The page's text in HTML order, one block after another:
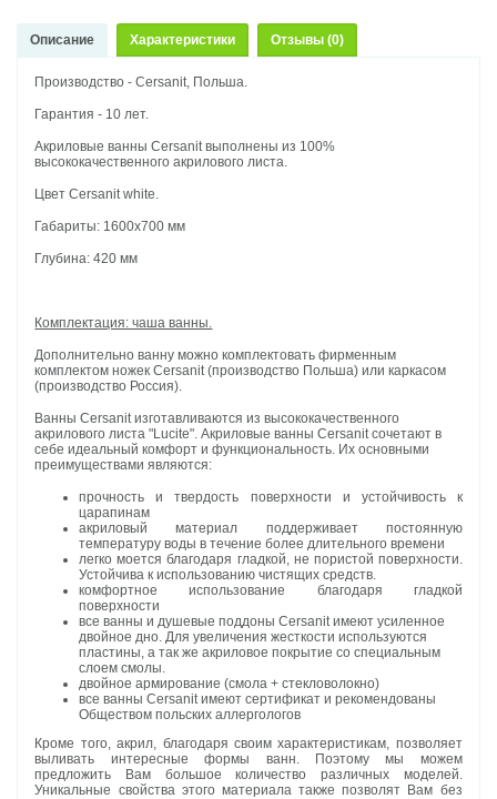
Описание Характеристики Отзывы (0)
Производство - Cersanit, Польша.
Гарантия - 10 лет.
Акриловые ванны Cersanit выполнены из 100%
высококачественного акрилового листа.
Цвет Cersanit white.
Габариты: 1600х700 мм
Глубина: 420 мм
Комплектация: чаша ванны.
Дополнительно ванну можно комплектовать фирменным
комплектом ножек Cersanit (производство Польша) или каркасом
(производство Россия).
Ванны Cersanit изготавливаются из высококачественного
акрилового листа "Lucite". Акриловые ванны Cersanit сочетают в
себе идеальный комфорт и функциональность. Их основными
преимуществами являются:
прочность и твердость поверхности и устойчивость к
царапинам
акриловый материал
поддерживает постоянную
температуру воды в течение более длительного времени
легко моется благодаря гладкой, не пористой поверхности.
Устойчива к использованию чистящих средств.
комфортное использование благодаря гладкой
поверхности
все ванны и душевые поддоны Cersanit имеют усиленное
двойное дно.Для увеличения жесткости используются
пластины, а так же акриловое покрытие со специальным
слоем смолы.
двойное армирование (смола + стекловолокно)
все ванны Cersanit имеют сертификат и рекомендованы
Обществом польских аллергологов
Кроме того, акрил, благодаря своим характеристикам, позволяет
выливать интересные формы ванн. Поэтому мы можем
предложить Вам большое количество различных моделей.
Уникальные свойства этого материала также позволят Вам без